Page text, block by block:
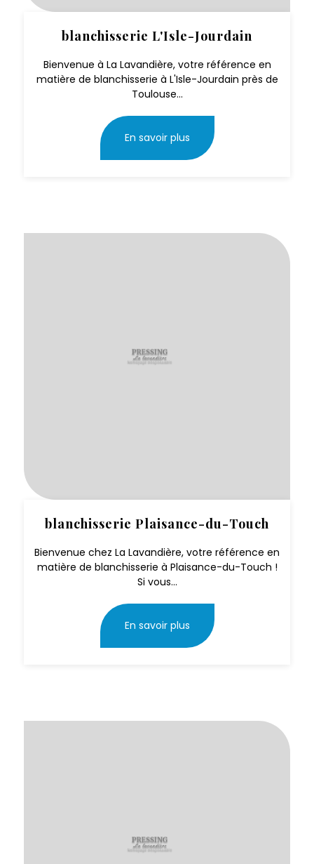
blanchisserie L'Isle-Jourdain
Bienvenue à La Lavandière, votre référence en
matière de blanchisserie à L'Isle-Jourdain près de
Toulouse...
En savoir plus
blanchisserie Plaisance-du-Touch
Bienvenue chez La Lavandière, votre référence en
matière de blanchisserie à Plaisance-du-Touch !
Si vous...
En savoir plus